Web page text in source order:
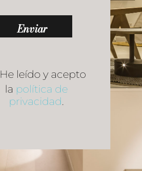
He leído y acepto
la política de
privacidad.